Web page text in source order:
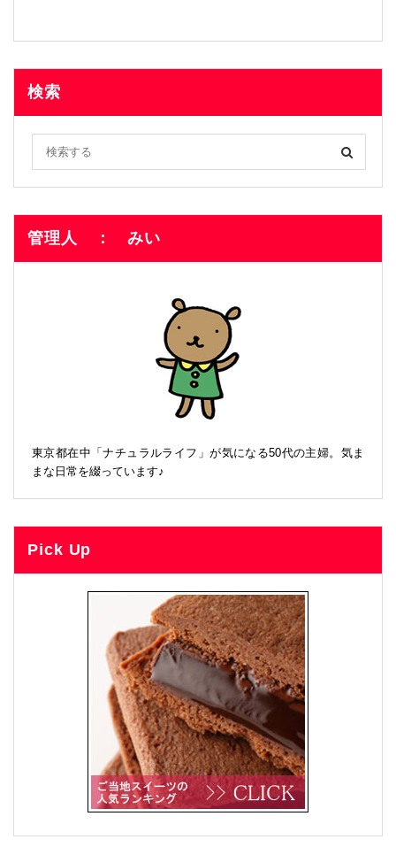
検索
管理人 ： みい
東京都在中「ナチュラルライフ」が気になる50代の主婦。気ま
まな日常を綴っています♪
Pick Up